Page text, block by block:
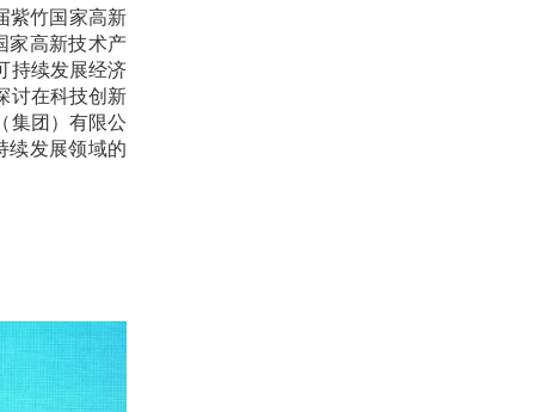
紫竹国家高新
家高新技术产
持续发展经济
讨在科技创新
集团）有限公
续发展领域的